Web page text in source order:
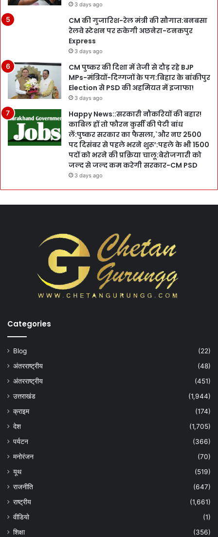
3 days ago
CM की गुजारिश-रेल मंत्री की सौगात:बनबसा
रेलवे स्टेशन पर रुकेगी अछनेरा-टनकपुर
Express
3 days ago
CM पुष्कर की दिशा में तेजी से दौड़ रहे BJP
MPs-मंत्रियों-दिग्गजों के पग:बिहार के बांकीपुर
Election से PSD की अहमियत में इजाफा!
3 days ago
Happy News::सरकारी नौकरियों की बहार!
काबिल हों तो फौरन कुर्सी की पेटी बांध
लें:पुष्कर सरकार का फैसला,`और नए 2500
पद दिसंबर से पहले भरने शुरू’:पहले के भी 1500
पदों को भरने की प्रक्रिया चालू:बेरोजगारी को
जल्द से जल्द कम करेगी सरकार-CM PSD
3 days ago
Categories
Blog
(22)
अंतरराष्ट्रीय
(48)
अंतरराष्ट्रीय
(451)
उत्तराखंड
(1,944)
क्राइम
(174)
देश
(1,705)
पर्यटन
(366)
मनोरंजन
(70)
यूथ
(519)
राजनीति
(647)
राष्ट्रीय
(1,661)
वीडियो
(1)
शिक्षा
(356)